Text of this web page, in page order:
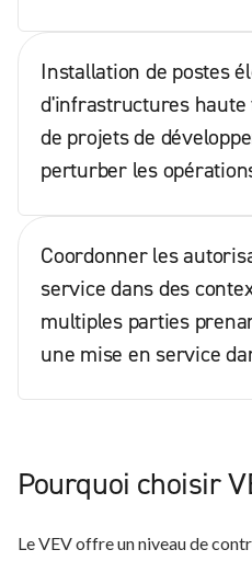
Installation de postes
d'infrastructures haute
de projets de
perturber les
Coordonner les
service dans des
multiples parties
une mise en service
Pourquoi choisir
Le VEV offre un niveau de